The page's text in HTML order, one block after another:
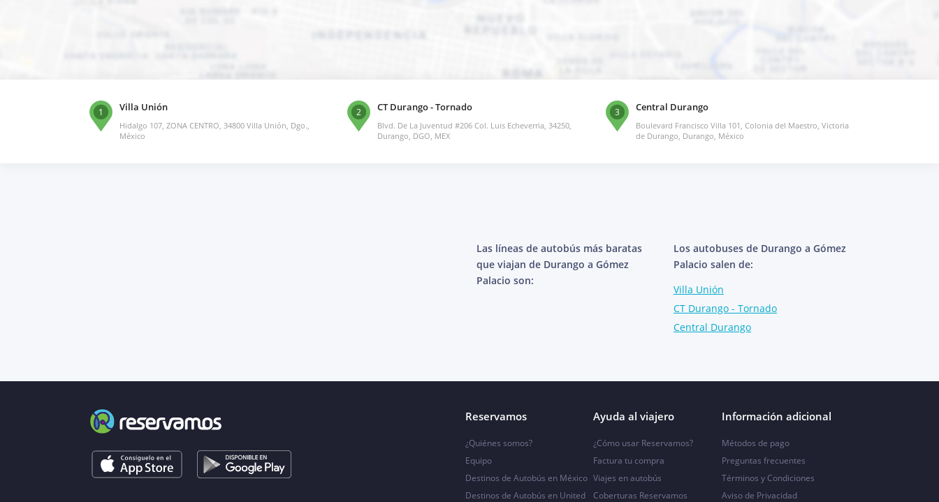
1 Villa Unión
Hidalgo 107, ZONA CENTRO, 34800 Villa Unión, Dgo.,
México
2 CT Durango - Tornado
Blvd. De La Juventud #206 Col. Luis Echeverria, 34250,
Durango, DGO, MEX
3 Central Durango
Boulevard Francisco Villa 101, Colonia del Maestro, Victoria
de Durango, Durango, México
Las líneas de autobús más baratas
que viajan de Durango a Gómez
Palacio son:
Los autobuses de Durango a Gómez
Palacio salen de:
Villa Unión
CT Durango - Tornado
Central Durango
Reservamos
¿Quiénes somos?
Equipo
Destinos de Autobús en México
Destinos de Autobús en United
Ayuda al viajero
¿Cómo usar Reservamos?
Factura tu compra
Viajes en autobús
Coberturas Reservamos
Información adicional
Métodos de pago
Preguntas frecuentes
Términos y Condiciones
Aviso de Privacidad